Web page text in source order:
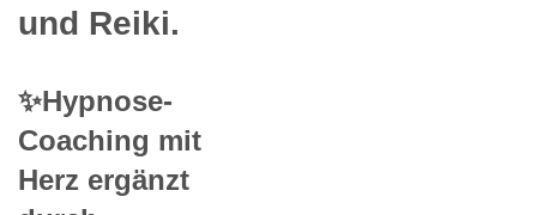
und Reiki.
✨Hypnose-
Coaching mit
Herz ergänzt